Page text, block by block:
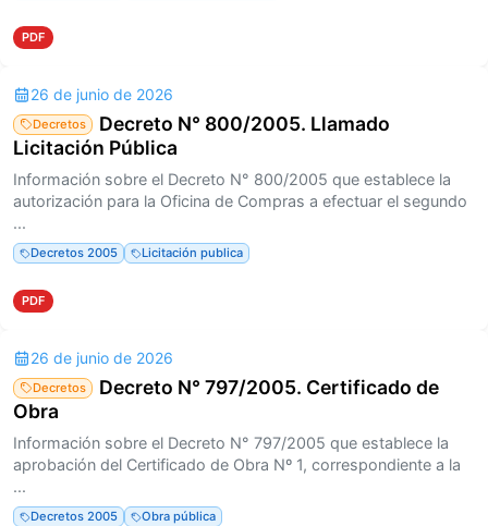
PDF
26 de junio de 2026
Decretos
Decreto N° 800/2005. Llamado
Licitación Pública
Información sobre el Decreto N° 800/2005 que establece la
autorización para la Oficina de Compras a efectuar el segundo
...
Decretos 2005 Licitación publica
PDF
26 de junio de 2026
Decretos
Decreto N° 797/2005. Certificado de
Obra
Información sobre el Decreto N° 797/2005 que establece la
aprobación del Certificado de Obra Nº 1, correspondiente a la
...
Decretos 2005 Obra pública